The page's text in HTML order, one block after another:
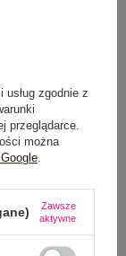
zgodnie z
przeglądarce.
można
.
Zawsze
aktywne